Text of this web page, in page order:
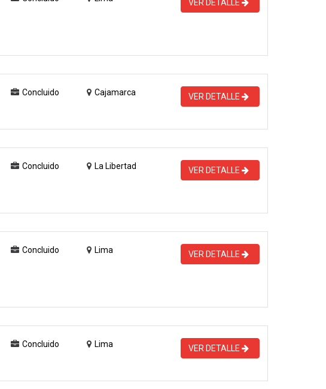
VER DETALLE
Concluido Cajamarca VER DETALLE
Concluido La Libertad VER DETALLE
Concluido Lima VER DETALLE
Concluido Lima VER DETALLE